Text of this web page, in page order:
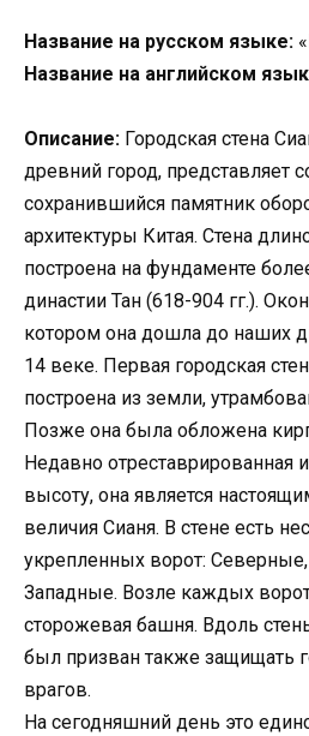
Название на русском языке:
Название на английском
Описание: Городская стена
древний город, представляет
сохранившийся памятник
архитектуры Китая. Стена
построена на фундаменте
династии Тан (618-904 гг.).
котором она дошла до наших
14 веке. Первая городская
построена из земли,
Позже она была обложена
Недавно отреставрированная
высоту, она является
величия Сианя. В стене есть
укрепленных ворот:
Западные. Возле каждых ворот
сторожевая башня. Вдоль
был призван также защищать
врагов.
На сегодняшний день это